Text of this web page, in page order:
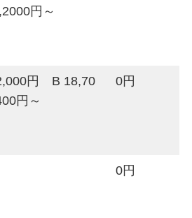
円～
円 B 18,70
円～
0円
0円